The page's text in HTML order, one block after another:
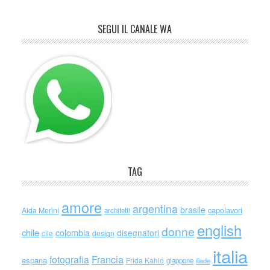
SEGUI IL CANALE WA
TAG
Alda Merini amore architetti argentina brasile capolavori
chile cile colombia design disegnatori donne english
espana fotografia Francia Frida Kahlo giappone iliade italia